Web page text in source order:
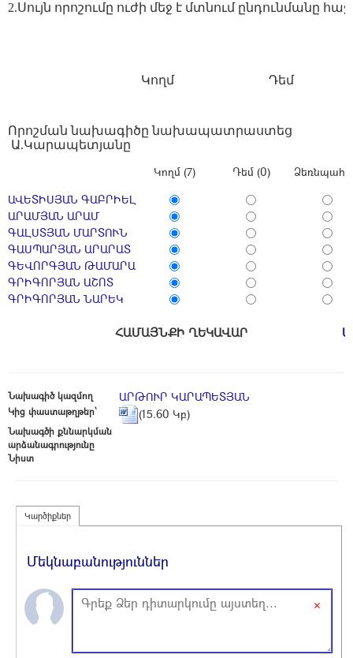
2.Սույն որոշումը ուժի մեջ է մտնում ընդունմանը
Կողմ Դեմ
Որոշման նախագիծը նախապատրաստեց
Ա.Կարապետյանը
Կողմ (7) Դեմ (0)
Ձեռնպահ
ԱՎԵՏԻՍՅԱՆ ԳԱԲՐԻԵԼ
ԱՐԱՄՅԱՆ ԱՐԱՄ
ԳԱԼՍՏՅԱՆ ՄԱՐՏՈՒՆ
ԳԱՍՊԱՐՅԱՆ ԱՐԱՐԱՏ
ԳԵՎՈՐԳՅԱՆ ԹԱՄԱՐԱ
ԳՐԻԳՈՐՅԱՆ ԱՇՈՏ
ԳՐԻԳՈՐՅԱՆ ՆԱՐԵԿ
ՀԱՄԱՅՆՔԻ ՂԵԿԱՎԱՐ
Նախագիծ կազմող ԱՐԹՈՒՐ ԿԱՐԱՊԵՏՅԱՆ
Կից փաստաթղթեր՝ (15.60 Կբ)
Նախագծի քննարկման
արձանագրությունը
Նիստ
Կարծիքներ
Մեկնաբանություններ
×